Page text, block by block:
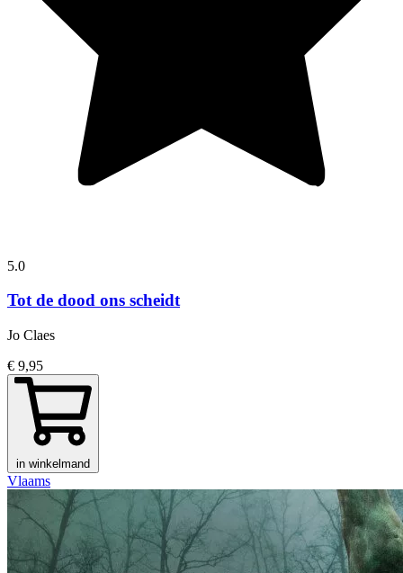
5.0
Tot de dood ons scheidt
Jo Claes
€ 9,95
in winkelmand
Vlaams